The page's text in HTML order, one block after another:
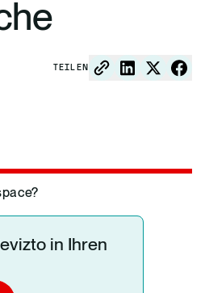
TEILEN
in Ihren